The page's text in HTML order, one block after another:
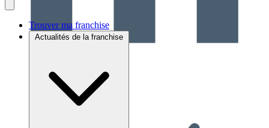
Trouver ma franchise
Actualités de la franchise